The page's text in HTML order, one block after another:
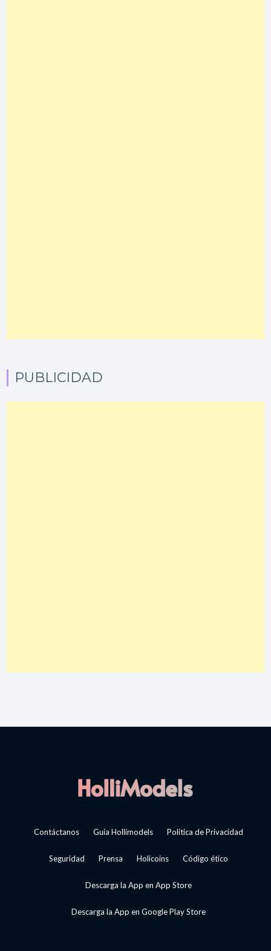
PUBLICIDAD
Contáctanos Guía Hollimodels Política de Privacidad
Seguridad Prensa Holicoins Código ético
Descarga la App en App Store
Descarga la App en Google Play Store